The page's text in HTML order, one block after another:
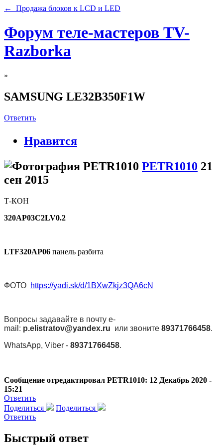
← Продажа блоков к LCD и LED
Форум теле-мастеров TV-
Razborka
»
SAMSUNG LE32B350F1W
Ответить
Нравится
PETR1010 21
сен 2015
Т-КОН
320AP03C2LV0.2
LTF320AP06 панель разбита
ФОТО https://yadi.sk/d/1BXwZkjz3QA6cN
Вопросы задавайте в почту e-
mail: p.elistratov@yandex.ru или звоните 89371766458.
WhatsApp, Viber - 89371766458.
Сообщение отредактировал PETR1010: 12 Декабрь 2020 -
15:21
Ответить
Поделиться
Поделиться
Ответить
Быстрый ответ